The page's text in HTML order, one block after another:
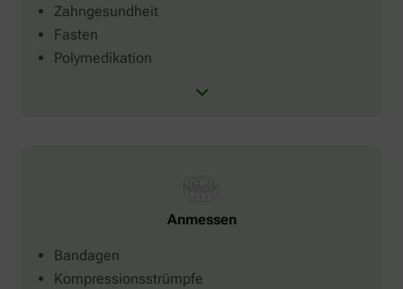
Zahngesundheit
Fasten
Polymedikation
Anmessen
Bandagen
Kompressionsstrümpfe